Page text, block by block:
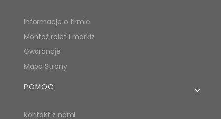
Informacje o firmie
Montaż rolet i markiz
Gwarancje
Mapa Strony
POMOC
Kontakt z nami